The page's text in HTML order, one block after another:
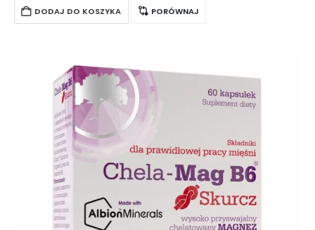
DODAJ DO KOSZYKA PORÓWNAJ